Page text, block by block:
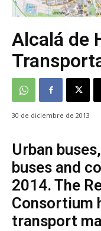
Alcalá de
30 de diciembre de 2013
Urban
buses and
2014. The
Consortium
transport